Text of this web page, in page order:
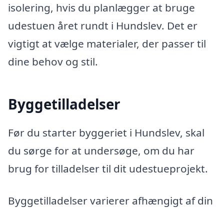
isolering, hvis du planlægger at bruge
udestuen året rundt i Hundslev. Det er
vigtigt at vælge materialer, der passer til
dine behov og stil.
Byggetilladelser
Før du starter byggeriet i Hundslev, skal
du sørge for at undersøge, om du har
brug for tilladelser til dit udestueprojekt.
Byggetilladelser varierer afhængigt af din